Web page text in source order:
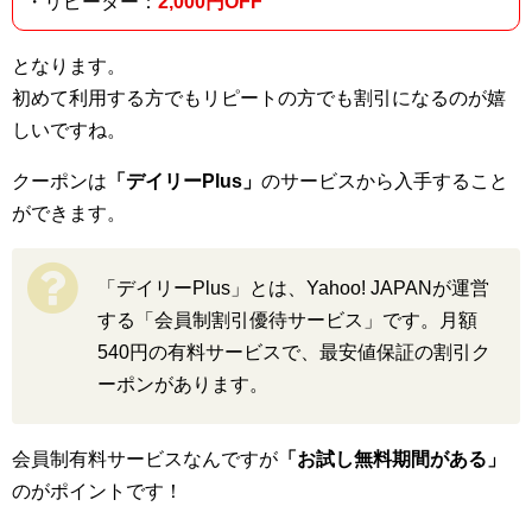
となります。
初めて利用する方でもリピートの方でも割引になるのが嬉
しいですね。
クーポンは 「デイリーPlus」 のサービスから入手すること
ができます。
「デイリーPlus」とは、Yahoo! JAPANが運営
する「会員制割引優待サービス」です。月額
540円の有料サービスで、最安値保証の割引ク
ーポンがあります。
会員制有料サービスなんですが 「お試し無料期間がある」
のがポイントです！